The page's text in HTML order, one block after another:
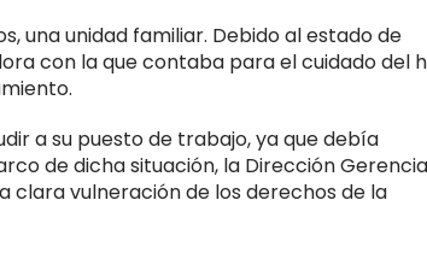
una unidad familiar. Debido al estado de
con la que contaba para el cuidado del
a su puesto de trabajo, ya que debía
de dicha situación, la Dirección Gerencia
clara vulneración de los derechos de la